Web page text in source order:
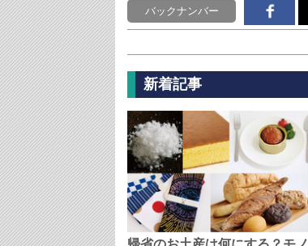
バックナンバー
新着記事